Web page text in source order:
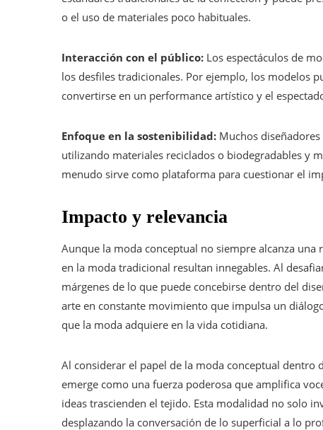
o el uso de materiales poco habituales.
Interacción con el público: Los espectáculos de
los desfiles tradicionales. Por ejemplo, los modelos
convertirse en un performance artístico y el
Enfoque en la sostenibilidad: Muchos
utilizando materiales reciclados o biodegradables y
menudo sirve como plataforma para cuestionar el
Impacto y relevancia
Aunque la moda conceptual no siempre alcanza
en la moda tradicional resultan innegables. Al
márgenes de lo que puede concebirse dentro del
arte en constante movimiento que impulsa un
que la moda adquiere en la vida cotidiana.
Al considerar el papel de la moda conceptual
emerge como una fuerza poderosa que amplifica
ideas trascienden el tejido. Esta modalidad no solo
desplazando la conversación de lo superficial a lo